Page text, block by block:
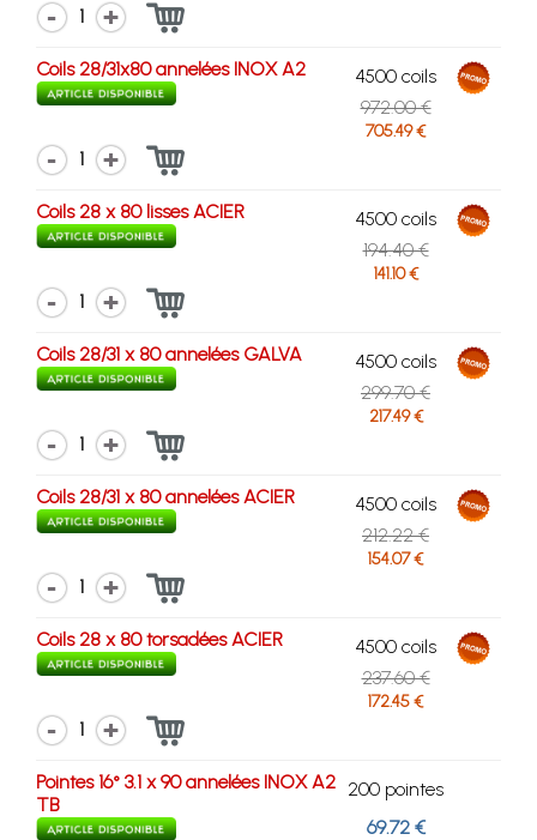
1
Coils 28/31x80 annelées INOX A2
4500 coils
972.00 €
705.49 €
1
Coils 28 x 80 lisses ACIER
4500 coils
194.40 €
141.10 €
1
Coils 28/31 x 80 annelées GALVA
4500 coils
299.70 €
217.49 €
1
Coils 28/31 x 80 annelées ACIER
4500 coils
212.22 €
154.07 €
1
Coils 28 x 80 torsadées ACIER
4500 coils
237.60 €
172.45 €
1
Pointes 16° 3.1 x 90 annelées INOX A2
TB
200 pointes
69.72 €